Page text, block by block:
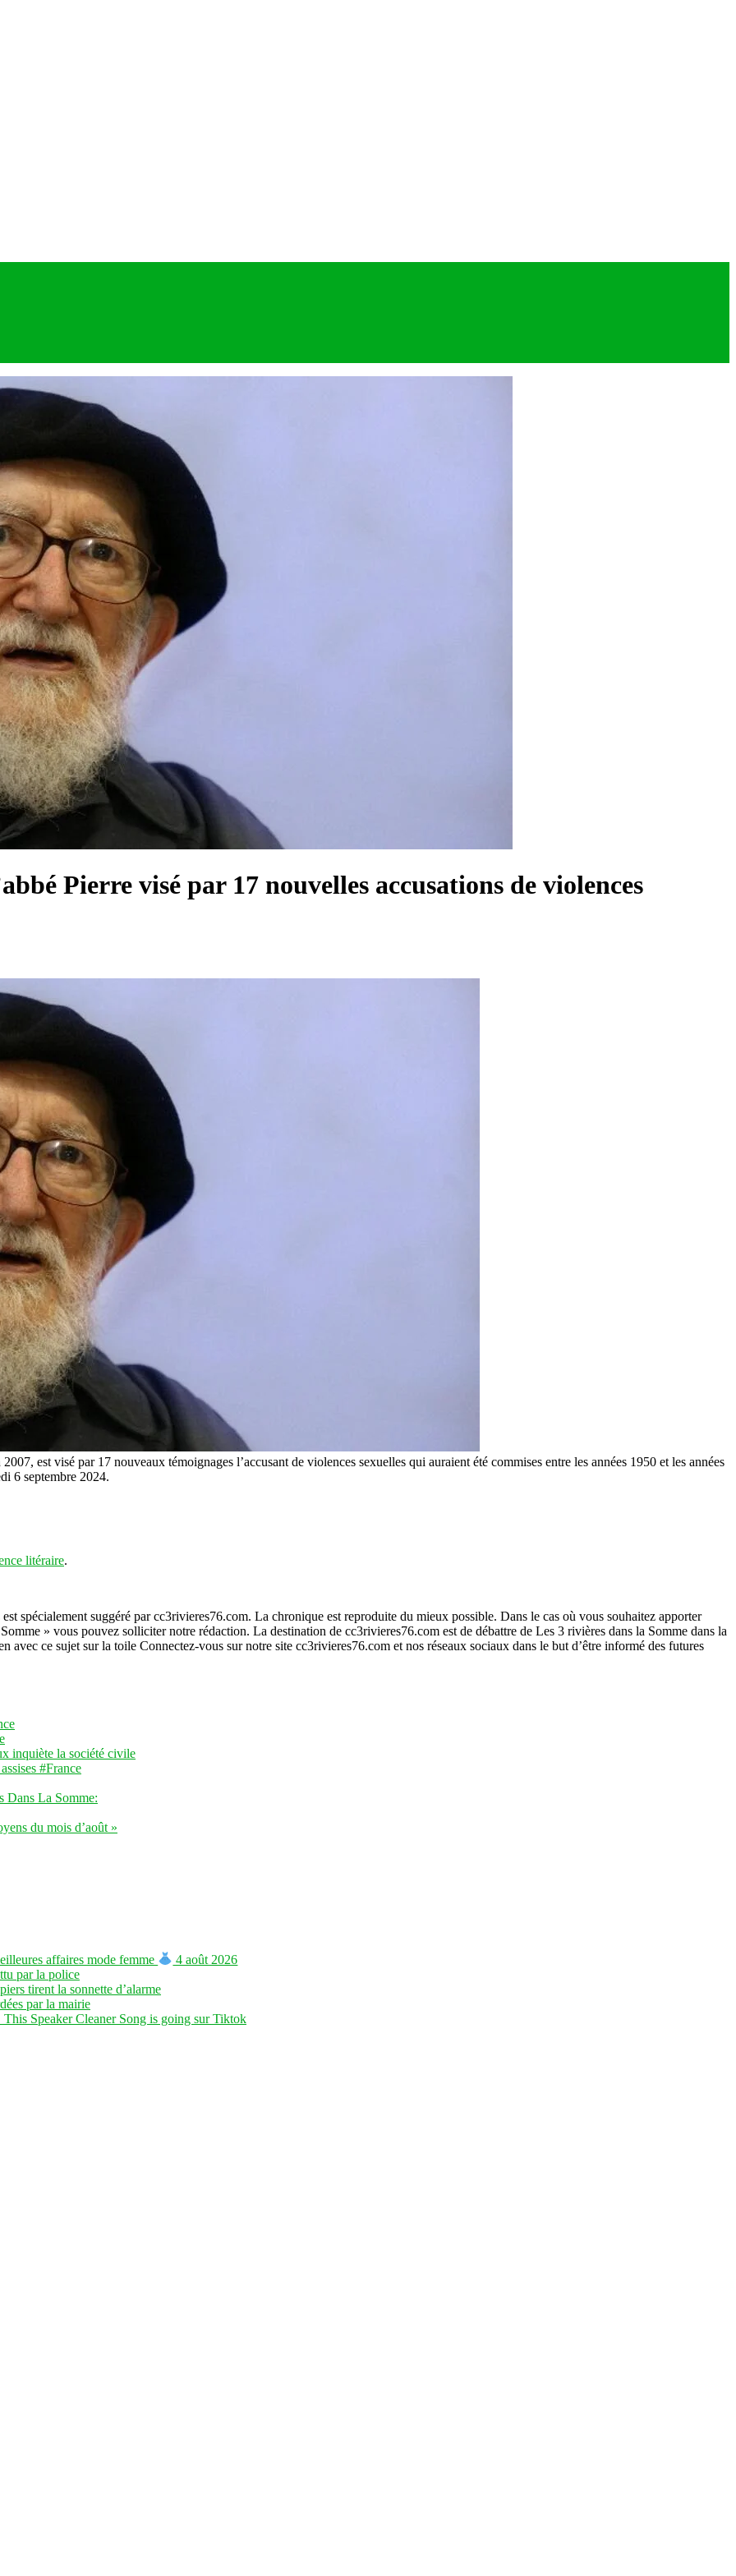
Pierre visé par 17 nouvelles accusations de violences
est visé par 17 nouveaux témoignages l’accusant de violences sexuelles qui auraient été commises entre les années 1950 et les années
6 septembre 2024.
litéraire.
spécialement suggéré par cc3rivieres76.com. La chronique est reproduite du mieux possible. Dans le cas où vous souhaitez apporter
» vous pouvez solliciter notre rédaction. La destination de cc3rivieres76.com est de débattre de Les 3 rivières dans la Somme dans la
avec ce sujet sur la toile Connectez-vous sur notre site cc3rivieres76.com et nos réseaux sociaux dans le but d’être informé des futures
inquiète la société civile
#France
Dans La Somme:
du mois d’août »
affaires mode femme
4 août 2026
par la police
tirent la sonnette d’alarme
par la mairie
Speaker Cleaner Song is going sur Tiktok